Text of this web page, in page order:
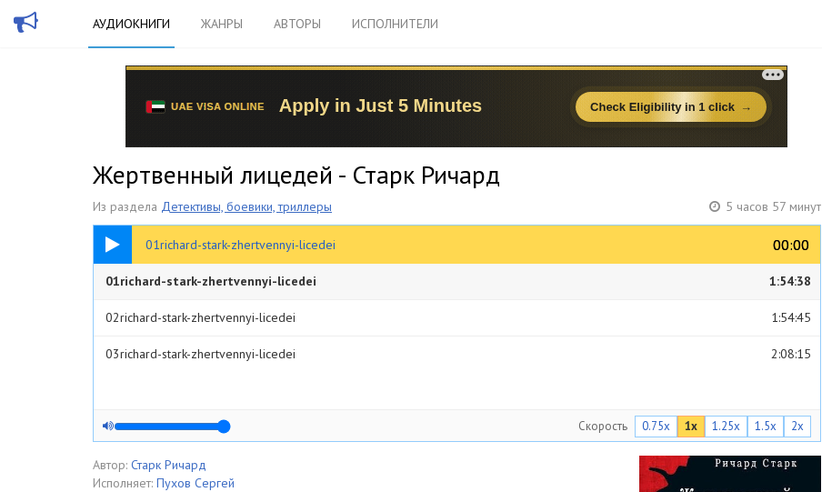
АУДИОКНИГИ ЖАНРЫ АВТОРЫ ИСПОЛНИТЕЛИ
Жертвенный лицедей - Старк Ричард
Из раздела Детективы, боевики, триллеры 5 часов 57 минут
01richard-stark-zhertvennyi-licedei 00:00
00:00
1:54:38
01richard-stark-zhertvennyi-licedei 1:54:38
02richard-stark-zhertvennyi-licedei 1:54:45
03richard-stark-zhertvennyi-licedei 2:08:15
Скорость 0.75x 1x 1.25x 1.5x 2x
Автор: Старк Ричард
Исполняет: Пухов Сергей